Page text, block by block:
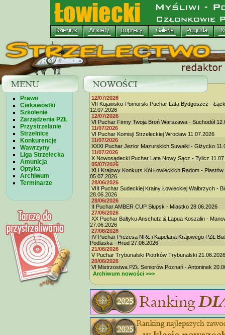
Prawo
Ciekawostki
Szkolenie
Zarządzenia PZŁ
Przystrzelanie
Strzelnice
Konkurencje
Wawrzyny
Liga Strzelecka
Amunicja
Optyka
Archiwum
Terminarze
12/07/2026
VII Kujawsko-Pomorski Puchar Lata Bydgoszcz -
12.07.2026
12/07/2026
VI Puchar Firmy Twoja Broń Warszawa - Suchodół
11/07/2026
VI Puchar Komisji Strzeleckiej Wrocław 11.07.2026
11/07/2026
XXXI Puchar Jezior Mazurskich Suwałki - Giżycko
11/07/2026
X Nowosądecki Puchar Lata Nowy Sącz - Tylicz
05/07/2026
XLI Krajowy Konkurs Kół Łowieckich Radom - Piastów
05.07.2026
28/06/2026
VIII Puchar Sudeckiej Krainy Łowieckiej Wałbrzych -
28.06.2026
28/06/2026
II Puchar AMBER CUP Słupsk - Miastko 28.06.2026
27/06/2026
XX Puchar Bałtyku Anschutz & Lapua Koszalin -
27.06.2026
27/06/2026
IV Puchar Prezesa NRŁ i Kapelana Krajowego PZŁ
Podlaska - Hrud 27.06.2026
21/06/2026
V Puchar Trybunalski Piotrków Trybunalski 21.06.2026
20/06/2026
VI Mistrzostwa PZŁ Seniorów Poznań - Antoninek
Archiwum nowości >>>